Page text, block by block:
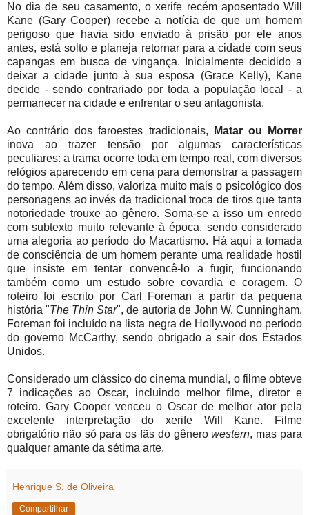
No dia de seu casamento, o xerife recém aposentado Will
Kane (Gary Cooper) recebe a notícia de que um homem
perigoso que havia sido enviado à prisão por ele anos
antes, está solto e planeja retornar para a cidade com seus
capangas em busca de vingança. Inicialmente decidido a
deixar a cidade junto à sua esposa (Grace Kelly), Kane
decide - sendo contrariado por toda a população local - a
permanecer na cidade e enfrentar o seu antagonista.
Ao contrário dos faroestes tradicionais,
Matar ou Morrer
inova ao trazer tensão por algumas características
peculiares: a trama ocorre toda em tempo real, com diversos
relógios aparecendo em cena para demonstrar a passagem
do tempo. Além disso, valoriza muito mais o psicológico dos
personagens ao invés da tradicional troca de tiros que tanta
notoriedade trouxe ao gênero. Soma-se a isso um enredo
com subtexto muito relevante à época, sendo considerado
uma alegoria ao período do Macartismo. Há aqui a tomada
de consciência de um homem perante uma realidade hostil
que insiste em tentar convencê-lo a fugir, funcionando
também como um estudo sobre covardia e coragem. O
roteiro foi escrito por Carl Foreman a partir da pequena
história "The Thin Star", de autoria de John W. Cunningham.
Foreman foi incluído na lista negra de Hollywood no período
do governo McCarthy, sendo obrigado a sair dos Estados
Unidos.
Considerado um clássico do cinema mundial, o filme obteve
7 indicações ao Oscar, incluindo melhor filme, diretor e
roteiro. Gary Cooper venceu o Oscar de melhor ator pela
excelente interpretação do xerife Will Kane. Filme
obrigatório não só para os fãs do gênerowestern, mas para
qualquer amante da sétima arte.
Henrique S. de Oliveira
Compartilhar